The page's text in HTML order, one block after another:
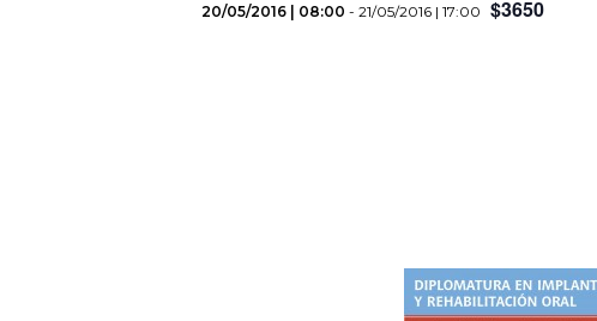
20/05/2016 | 08:00 - 21/05/2016 | 17:00 $3650